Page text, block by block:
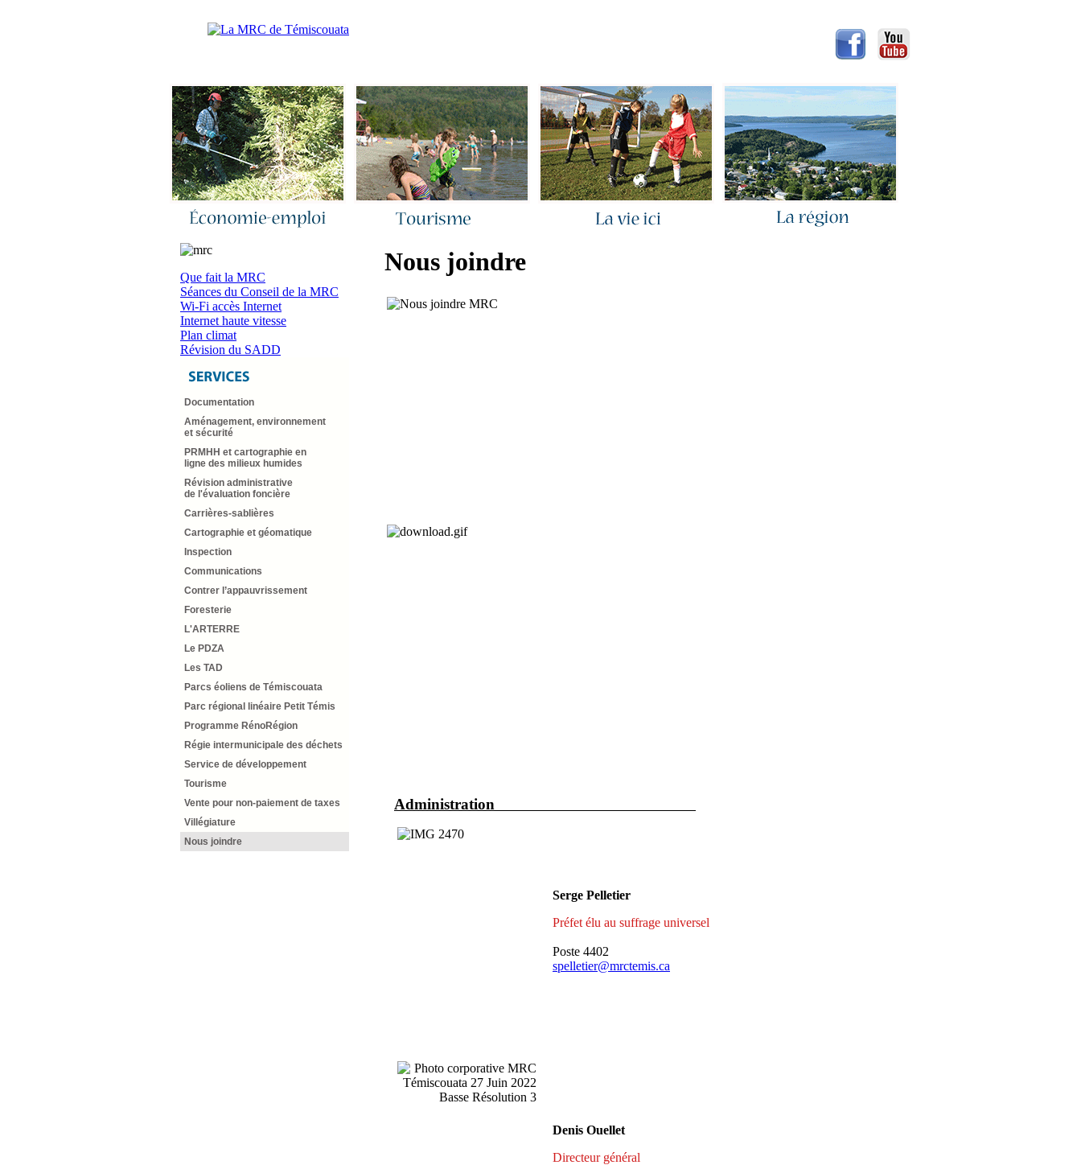
Que fait la MRC
Séances du Conseil de la MRC
Wi-Fi accès Internet
Internet haute vitesse
Plan climat
Révision du SADD
Documentation
Aménagement, environnement
et sécurité
PRMHH et cartographie en
ligne des milieux humides
Révision administrative
de l'évaluation foncière
Carrières-sablières
Cartographie et géomatique
Inspection
Communications
Contrer l’appauvrissement
Foresterie
L'ARTERRE
Le PDZA
Les TAD
Parcs éoliens de Témiscouata
Parc régional linéaire Petit Témis
Programme RénoRégion
Régie intermunicipale des déchets
Service de développement
Tourisme
Vente pour non-paiement de taxes
Villégiature
Nous joindre
Nous joindre
Administration
Serge Pelletier
Préfet élu au suffrage universel
Poste 4402
spelletier@mrctemis.ca
Denis Ouellet
Directeur général